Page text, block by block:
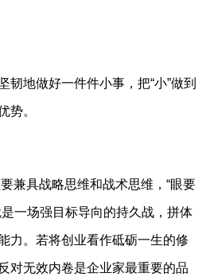
韧地做好一件件小事，把“小”做到
势。
兼具战略思维和战术思维，“眼要
一场强目标导向的持久战，拼体
力。若将创业看作砥砺一生的修
对无效内卷是企业家最重要的品